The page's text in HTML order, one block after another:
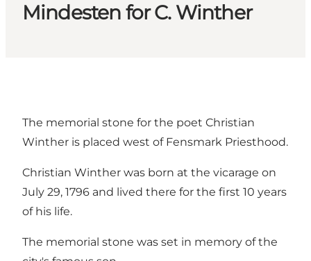
Mindesten for C. Winther
The memorial stone for the poet Christian
Winther is placed west of Fensmark Priesthood.
Christian Winther was born at the vicarage on
July 29, 1796 and lived there for the first 10 years
of his life.
The memorial stone was set in memory of the